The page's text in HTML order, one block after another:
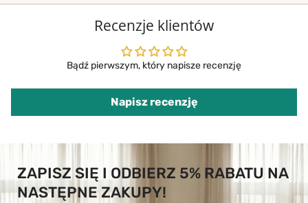
Recenzje klientów
Bądź pierwszym, który napisze recenzję
Napisz recenzję
ZAPISZ SIĘ I ODBIERZ 5% RABATU NA
NASTĘPNE ZAKUPY!